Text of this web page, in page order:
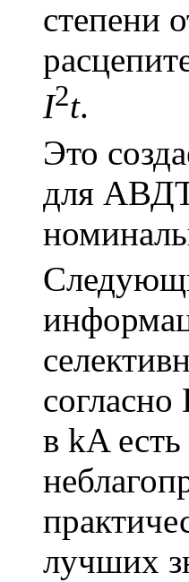
степени
I2t.
Это
для
в kA
лучших